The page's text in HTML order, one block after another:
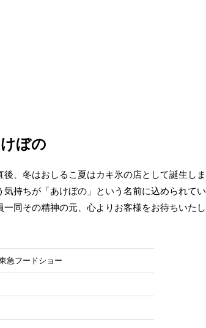
ぼの
、冬はおしるこ夏はカキ氷の店として誕生しま
持ちが「あけぼの」という名前に込められてい
同その精神の元、心よりお客様をお待ちいたし
急フードショー